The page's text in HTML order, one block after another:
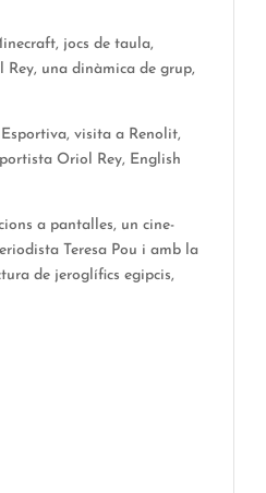
jocs de taula,
Rey, una dinàmica de grup,
visita a Renolit,
Oriol Rey, English
a pantalles, un cine-
Teresa Pou i amb la
de jeroglífics egipcis,